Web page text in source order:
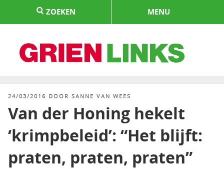
springen
ZOEKEN MENU
GEPLAATST
24/03/2016 DOOR SANNE VAN WEES
Van der Honing hekelt
‘krimpbeleid’: “Het blijft:
praten, praten, praten”